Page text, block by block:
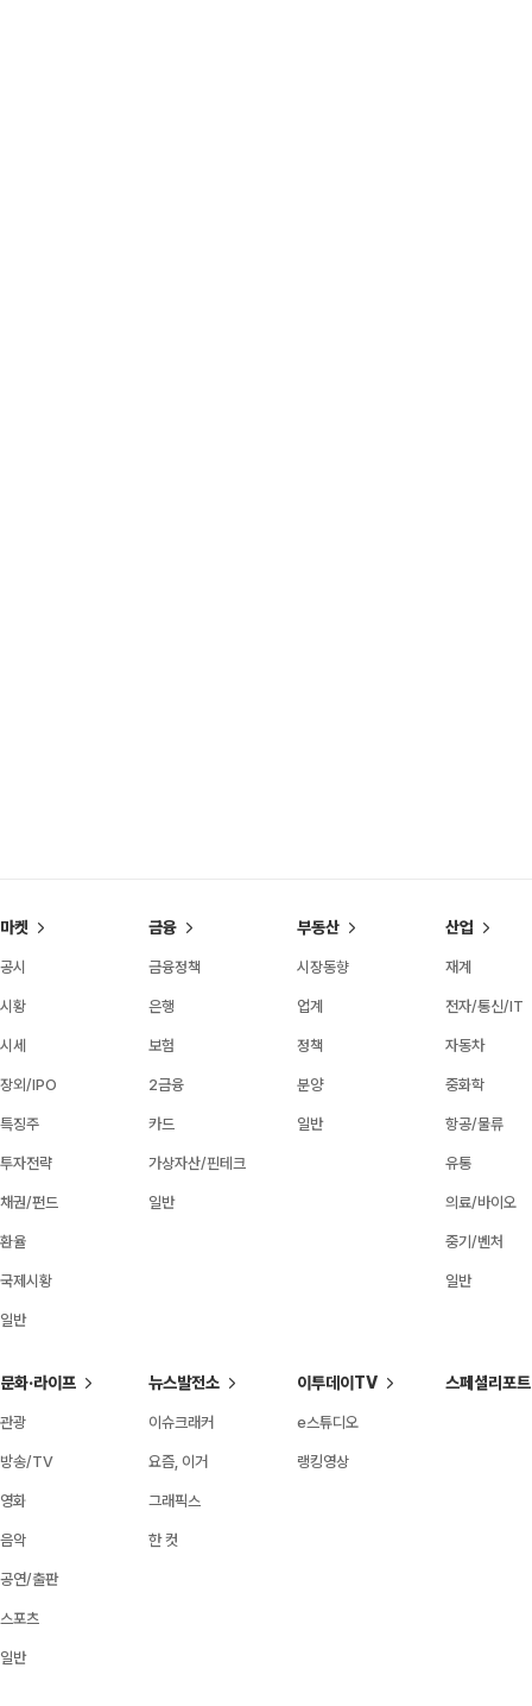
마켓
공시
시황
시세
장외/IPO
특징주
투자전략
채권/펀드
환율
국제시황
일반
금융
금융정책
은행
보험
2금융
카드
가상자산/핀테크
일반
부동산
시장동향
업계
정책
분양
일반
산업
재계
전자/통신/IT
자동차
중화학
항공/물류
유통
의료/바이오
중기/벤처
일반
문화·라이프
관광
방송/TV
영화
음악
공연/출판
스포츠
일반
뉴스발전소
이슈크래커
요즘, 이거
그래픽스
한 컷
이투데이TV
e스튜디오
랭킹영상
스페셜리포트